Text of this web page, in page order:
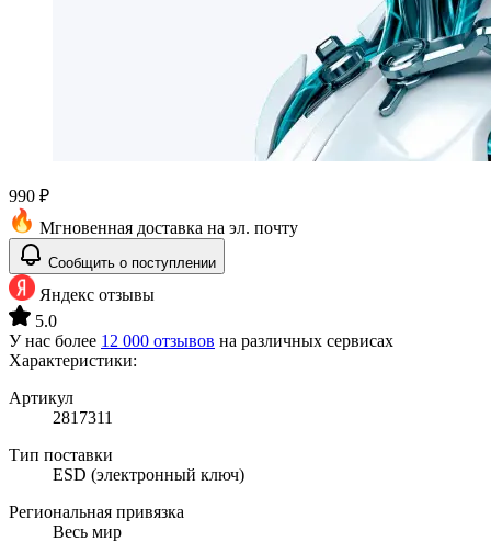
990 ₽
Мгновенная доставка на эл. почту
Сообщить о поступлении
Яндекс отзывы
5.0
У нас более 12 000 отзывов на различных сервисах
Характеристики:
Артикул
2817311
Тип поставки
ESD (электронный ключ)
Региональная привязка
Весь мир